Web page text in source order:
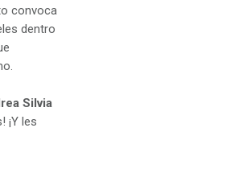
convoca
dentro
Silvia
¡Y les